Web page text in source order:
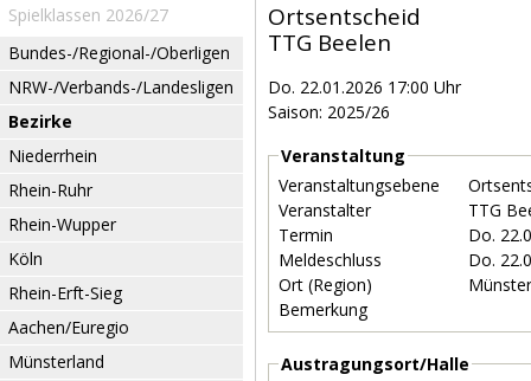
Spielklassen 2026/27
Bundes-/Regional-/Oberligen
NRW-/Verbands-/Landesligen
Bezirke
Niederrhein
Rhein-Ruhr
Rhein-Wupper
Köln
Rhein-Erft-Sieg
Aachen/Euregio
Münsterland
Ortsentscheid
TTG Beelen
Do. 22.01.2026 17:00 Uhr
Saison: 2025/26
Veranstaltung
Veranstaltungsebene
Veranstalter
TTG
Termin
Do.
Meldeschluss
Do.
Ort (Region)
Bemerkung
Austragungsort/Halle